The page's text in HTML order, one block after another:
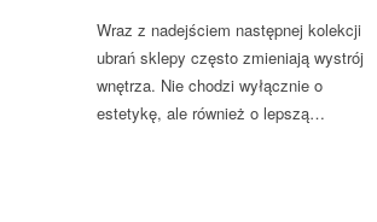
Wraz z nadejściem następnej kolekcji
ubrań sklepy często zmieniają wystrój
wnętrza. Nie chodzi wyłącznie o
estetykę, ale również o lepszą…